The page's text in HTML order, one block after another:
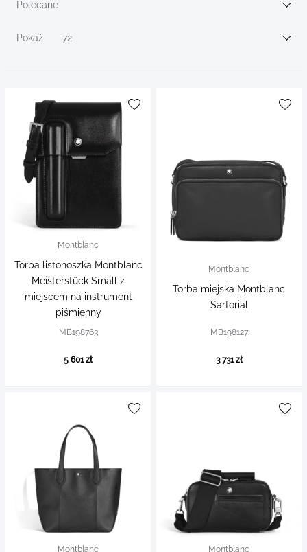
Sortuj wg
Polecane
Pokaż 72
Montblanc
Torba listonoszka Montblanc
Meisterstück Small z
miejscem na instrument
piśmienny
MB198763
5 601 zł
Montblanc
Torba miejska Montblanc
Sartorial
MB198127
3 731 zł
Montblanc Montblanc